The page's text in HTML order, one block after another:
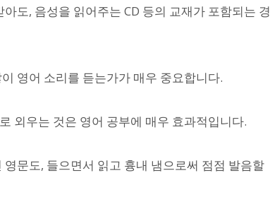
도, 음성을 읽어주는 CD 등의 교재가 포함되는 경
영어 소리를 듣는가가 매우 중요합니다.
외우는 것은 영어 공부에 매우 효과적입니다.
문도, 들으면서 읽고 흉내 냄으로써 점점 발음할